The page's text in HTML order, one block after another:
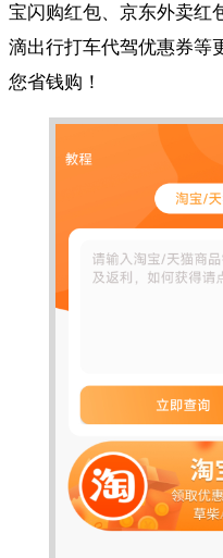
宝闪购红包、京东外卖红
滴出行打车代驾优惠券等
您省钱购！